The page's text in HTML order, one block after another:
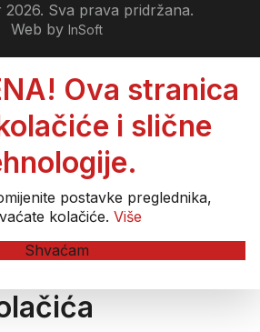
Sva prava pridržana.
Web by InSoft
Ova stranica
i slične
postavke preglednika,
kolačiće. Više
Shvaćam